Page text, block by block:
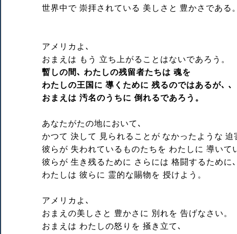
世界中で 崇拝されている 美しさと 豊かさである。
アメリカよ､
おまえは もう 立ち上がることはないであろう。
暫しの間､ わたしの残留者たちは 魂を
わたしの王国に 導くために 残るのではあるが､ ､
おまえは 汚名のうちに 倒れるであろう。
あなたがたの地において､
かつて 決して 見られることが なかったような 迫
彼らが 失われているものたちを わたしに 導いて
彼らが 生き残るために さらには 格闘するために､
わたしは 彼らに 霊的な賜物を 授けよう。
アメリカよ､
おまえの美しさと 豊かさに 別れを 告げなさい。
おまえは わたしの怒りを 掻き立て､